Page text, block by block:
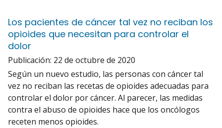
Los pacientes de cáncer tal vez no reciban los
opioides que necesitan para controlar el
dolor
Publicación: 22 de octubre de 2020
Según un nuevo estudio, las personas con cáncer tal
vez no reciban las recetas de opioides adecuadas para
controlar el dolor por cáncer. Al parecer, las medidas
contra el abuso de opioides hace que los oncólogos
receten menos opioides.